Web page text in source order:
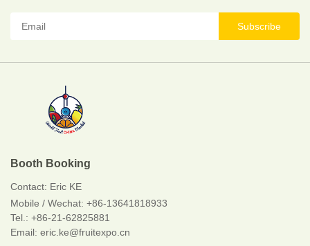
Subscribe
Booth Booking
Contact: Eric KE
Mobile / Wechat: +86-13641818933
Tel.: +86-21-62825881
Email: eric.ke@fruitexpo.cn